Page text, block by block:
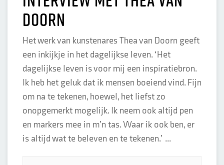
Doorn
Het werk van kunstenares Thea van Doorn geeft
een inkijkje in het dagelijkse leven. ‘Het
dagelijkse leven is voor mij een inspiratiebron.
Ik heb het geluk dat ik mensen boeiend vind. Fijn
om na te tekenen, hoewel, het liefst zo
onopgemerkt mogelijk. Ik neem ook altijd pen
en markers mee in m’n tas. Waar ik ook ben, er
is altijd wat te beleven en te tekenen.’ ...